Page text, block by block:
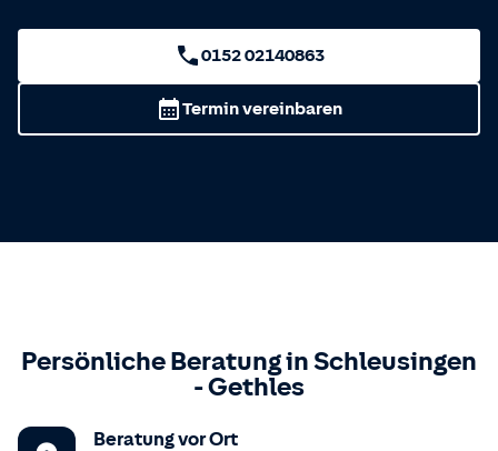
0152 02140863
Termin vereinbaren
Persönliche Beratung inSchleusingen
-Gethles
Beratung vor Ort